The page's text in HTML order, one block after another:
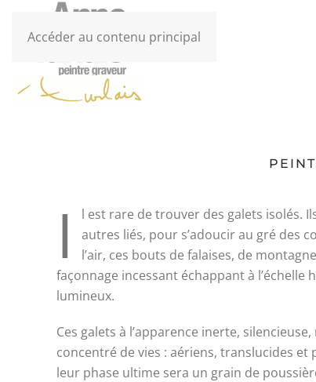
Accéder au contenu principal
I
l est rare de trouver des galets isolés.
autres liés, pour s’adoucir au gré des
l’air, ces bouts de falaises, de
façonnage incessant échappant à
lumineux.
Ces galets à l’apparence inerte,
concentré de vies : aériens, translucides et
leur phase ultime sera un grain de